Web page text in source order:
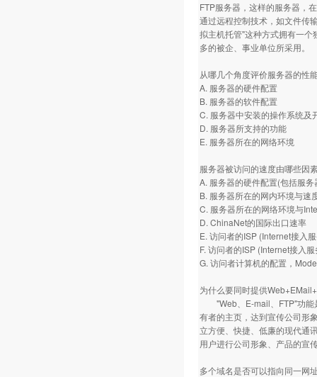
FTP服务器，这样的服务器，
通过远程控制技术，如文件传
拟主机托管"这种方式拥有一
多的被企、事业单位所采用。
从哪几个角度评价服务器的性
A. 服务器的硬件配置
B. 服务器的软件配置
C. 服务器中安装的操作系统及
D. 服务器所支持的功能
E. 服务器所在的网络环境
服务器被访问的速度由哪些因
A. 服务器的硬件配置(包括服
B. 服务器所在的网内环境与速
C. 服务器所在的网络环境与
D. ChinaNet的国际出口速率
E. 访问者的ISP (Internet接入
F. 访问者的ISP (Internet接入
G. 访问者计算机的配置，
为什么要同时提供
"Web、E-mail、FTP"功能
有者的主页，达到宣传公司形
立方便、快捷、低廉的现代通
用户进行公司形象、产品的宣
多个域名是否可以指向同一网